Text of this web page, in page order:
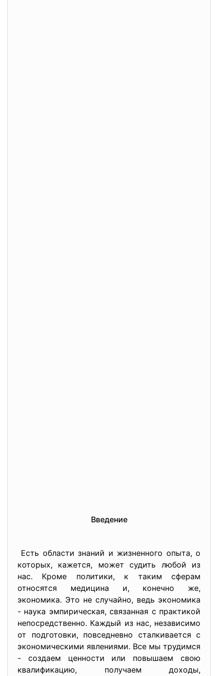
Введение
Есть области знаний и жизненного опыта, о
которых, кажется, может судить любой из
нас. Кроме политики, к таким сферам
относятся медицина и, конечно же,
экономика. Это не случайно, ведь экономика
- наука эмпирическая, связанная с практикой
непосредственно. Каждый из нас, независимо
от подготовки, повседневно сталкивается с
экономическими явлениями. Все мы трудимся
- создаем ценности или повышаем свою
квалификацию, получаем доходы,